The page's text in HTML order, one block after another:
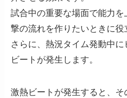
試合中の重要な場面で能力
撃の流れを作りたいときに役
さらに、熱況タイム発動中
ビートが発生します。
激熱ビートが発生すると、